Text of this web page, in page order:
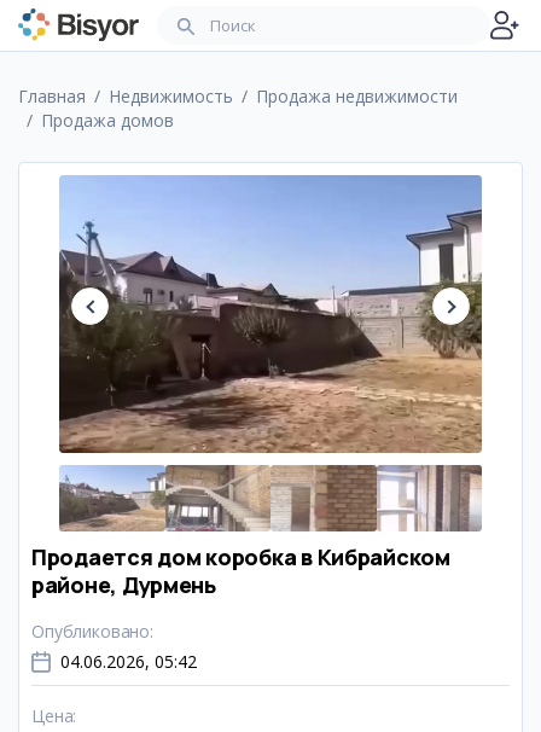
Главная Недвижимость
Продажа недвижимости
Продажа домов
Продается дом коробка в Кибрайском
районе, Дурмень
Опубликовано:
04.06.2026, 05:42
Цена: